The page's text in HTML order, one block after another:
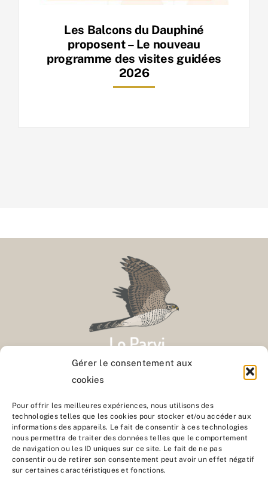
Gérer le consentement aux
cookies
Pour offrir les meilleures expériences, nous utilisons des
technologies telles que les cookies pour stocker et/ou accéder aux
informations des appareils. Le fait de consentir à ces technologies
nous permettra de traiter des données telles que le comportement
de navigation ou les ID uniques sur ce site. Le fait de ne pas
consentir ou de retirer son consentement peut avoir un effet négatif
sur certaines caractéristiques et fonctions.
Les Balcons du Dauphiné
proposent – Le nouveau
programme des visites guidées
2026
Nous rejoindre